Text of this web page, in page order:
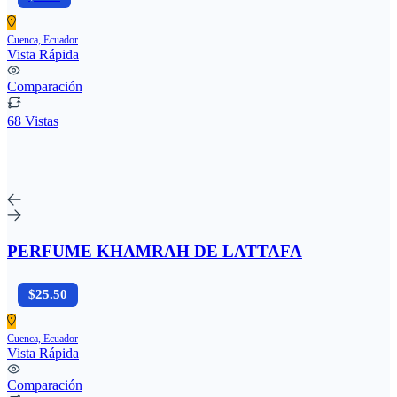
Cuenca, Ecuador
Vista Rápida
Comparación
68 Vistas
PERFUME KHAMRAH DE LATTAFA
$25.50
Cuenca, Ecuador
Vista Rápida
Comparación